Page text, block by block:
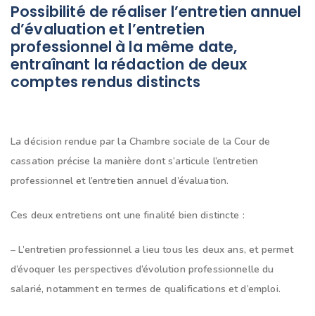
Possibilité de réaliser l’entretien annuel
d’évaluation et l’entretien
professionnel à la même date,
entraînant la rédaction de deux
comptes rendus distincts
La décision rendue par la Chambre sociale de la Cour de
cassation précise la manière dont s’articule l’entretien
professionnel et l’entretien annuel d’évaluation.
Ces deux entretiens ont une finalité bien distincte :
– L’entretien professionnel a lieu tous les deux ans, et permet
d’évoquer les perspectives d’évolution professionnelle du
salarié, notamment en termes de qualifications et d’emploi.